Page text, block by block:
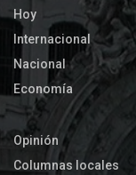
Hoy
Internacional
Nacional
Economía
Opinión
Columnas locales